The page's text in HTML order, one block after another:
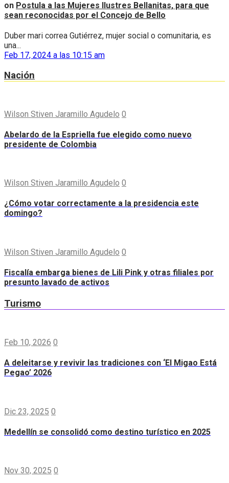
on Postula a las Mujeres Ilustres Bellanitas, para que
sean reconocidas por el Concejo de Bello
Duber mari correa Gutiérrez, mujer social o comunitaria, es
una...
Feb 17, 2024 a las 10:15 am
Nación
Wilson Stiven Jaramillo Agudelo 0
Abelardo de la Espriella fue elegido como nuevo
presidente de Colombia
Wilson Stiven Jaramillo Agudelo 0
¿Cómo votar correctamente a la presidencia este
domingo?
Wilson Stiven Jaramillo Agudelo 0
Fiscalía embarga bienes de Lili Pink y otras filiales por
presunto lavado de activos
Turismo
Feb 10, 2026 0
A deleitarse y revivir las tradiciones con ‘El Migao Está
Pegao’ 2026
Dic 23, 2025 0
Medellín se consolidó como destino turístico en 2025
Nov 30, 2025 0